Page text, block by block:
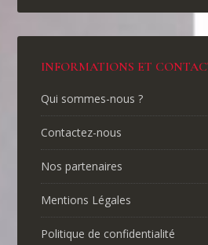
INFORMATIONS ET
Qui sommes-nous ?
Contactez-nous
Nos partenaires
Mentions Légales
Politique de confidentialité